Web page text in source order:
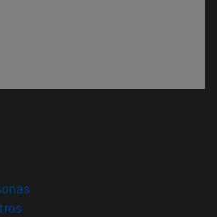
ventana)
(abre en nueva ventana)
(abre en nueva ventana)